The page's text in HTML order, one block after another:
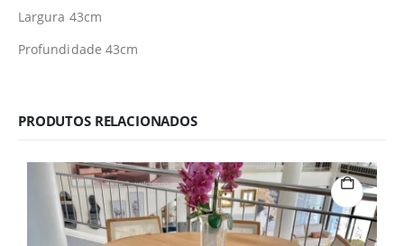
Largura 43cm
Profundidade 43cm
PRODUTOS RELACIONADOS